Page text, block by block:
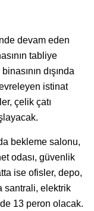
devam eden
tabliye
dışında
istinat
çelik çatı
bekleme salonu,
odası, güvenlik
ise ofisler, depo,
santrali, elektrik
13 peron olacak.